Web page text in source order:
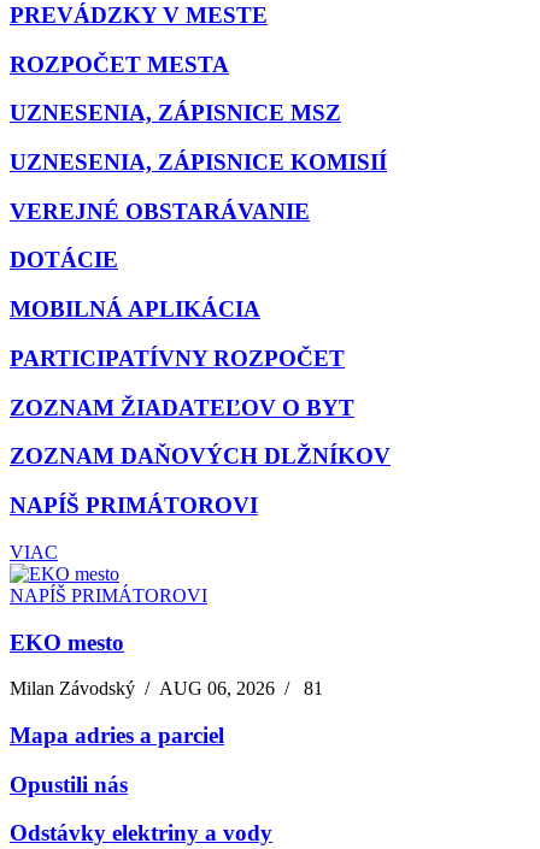
PREVÁDZKY V MESTE
ROZPOČET MESTA
UZNESENIA, ZÁPISNICE MSZ
UZNESENIA, ZÁPISNICE KOMISIÍ
VEREJNÉ OBSTARÁVANIE
DOTÁCIE
MOBILNÁ APLIKÁCIA
PARTICIPATÍVNY ROZPOČET
ZOZNAM ŽIADATEĽOV O BYT
ZOZNAM DAŇOVÝCH DLŽNÍKOV
NAPÍŠ PRIMÁTOROVI
VIAC
NAPÍŠ PRIMÁTOROVI
EKO mesto
Milan Závodský /AUG 06, 2026 / 81
Mapa adries a parciel
Opustili nás
Odstávky elektriny a vody